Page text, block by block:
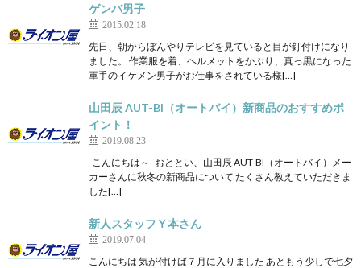
ゲンバ男子
2015.02.18
先日、朝からぼんやりテレビを見ていると目が釘付けになり
ました。 作業服を着、ヘルメットをかぶり、真っ黒になった
軍手のイケメン男子がお仕事をされている様[…]
山田辰 AUT-BI（オートバイ）新商品のおすすめポ
イント！
2019.08.23
こんにちは～ おととい、山田辰 AUT-BI（オートバイ）メー
カーさんに秋冬の新商品について たくさん教えていただきま
した[…]
新人スタッフＹ本さん
2019.07.04
こんにちは 気が付けば７月に入りました あともう少しで七夕